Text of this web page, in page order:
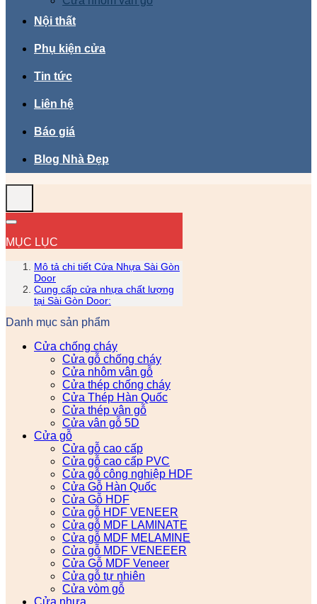
Nội thất
Phụ kiện cửa
Tin tức
Liên hệ
Báo giá
Blog Nhà Đẹp
MỤC LỤC
Mô tả chi tiết Cửa Nhựa Sài Gòn
Door
Cung cấp cửa nhựa chất lượng
tại Sài Gòn Door:
Danh mục sản phẩm
Cửa chống cháy
Cửa gỗ chống cháy
Cửa nhôm vân gỗ
Cửa thép chống cháy
Cửa Thép Hàn Quốc
Cửa thép vân gỗ
Cửa vân gỗ 5D
Cửa gỗ
Cửa gỗ cao cấp
Cửa gỗ cao cấp PVC
Cửa gỗ công nghiệp HDF
Cửa Gỗ Hàn Quốc
Cửa Gỗ HDF
Cửa gỗ HDF VENEER
Cửa gỗ MDF LAMINATE
Cửa gỗ MDF MELAMINE
Cửa gỗ MDF VENEEER
Cửa Gỗ MDF Veneer
Cửa gỗ tự nhiên
Cửa vòm gỗ
Cửa nhựa